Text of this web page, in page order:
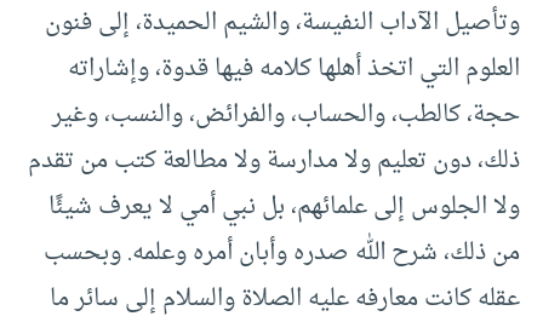
وتأصيل الآداب النفيسة، والشيم الحميدة، إلى فنون
العلوم التي اتخذ أهلها كلامه فيها قدوة، وإشاراته
حجة، كالطب، والحساب، والفرائض، والنسب، وغير
ذلك، دون تعليم ولا مدارسة ولا مطالعة كتب من تقدم
ولا الجلوس إلى علمائهم، بل نبي أمي لا يعرف شيئًا
من ذلك، شرح الله صدره وأبان أمره وعلمه. وبحسب
عقله كانت معارفه عليه الصلاة والسلام إلى سائر ما